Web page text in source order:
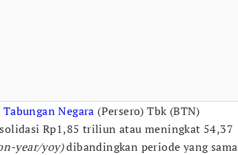
Tabungan Negara (Persero) Tbk (BTN)
Rp1,85 triliun atau meningkat 54,37
year/yoy)dibandingkan periode yang sama